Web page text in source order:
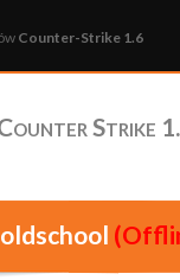
Counter-Strike 1.6
Strike